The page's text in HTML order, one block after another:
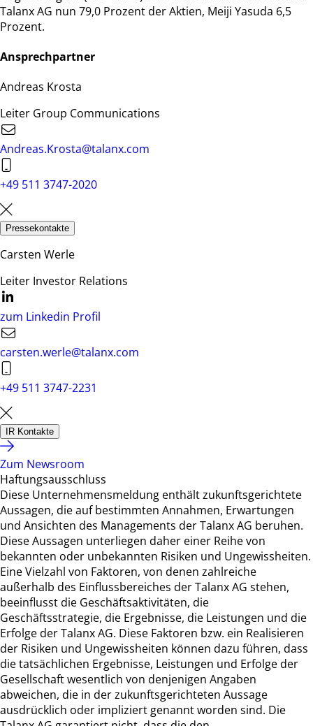
Talanx AG nun 79,0 Prozent der Aktien, Meiji Yasuda 6,5
Prozent.
Ansprechpartner
Andreas Krosta
Leiter Group Communications
Andreas.Krosta@talanx.com
+49 511 3747-2020
Pressekontakte
Carsten Werle
Leiter Investor Relations
zum Linkedin Profil
carsten.werle@talanx.com
+49 511 3747-2231
IR Kontakte
Zum Newsroom
Haftungsausschluss
Diese Unternehmensmeldung enthält zukunftsgerichtete
Aussagen, die auf bestimmten Annahmen, Erwartungen
und Ansichten des Managements der Talanx AG beruhen.
Diese Aussagen unterliegen daher einer Reihe von
bekannten oder unbekannten Risiken und Ungewissheiten.
Eine Vielzahl von Faktoren, von denen zahlreiche
außerhalb des Einflussbereiches der Talanx AG stehen,
beeinflusst die Geschäftsaktivitäten, die
Geschäftsstrategie, die Ergebnisse, die Leistungen und die
Erfolge der Talanx AG. Diese Faktoren bzw. ein Realisieren
der Risiken und Ungewissheiten können dazu führen, dass
die tatsächlichen Ergebnisse, Leistungen und Erfolge der
Gesellschaft wesentlich von denjenigen Angaben
abweichen, die in der zukunftsgerichteten Aussage
ausdrücklich oder impliziert genannt worden sind. Die